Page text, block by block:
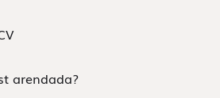
arendada?